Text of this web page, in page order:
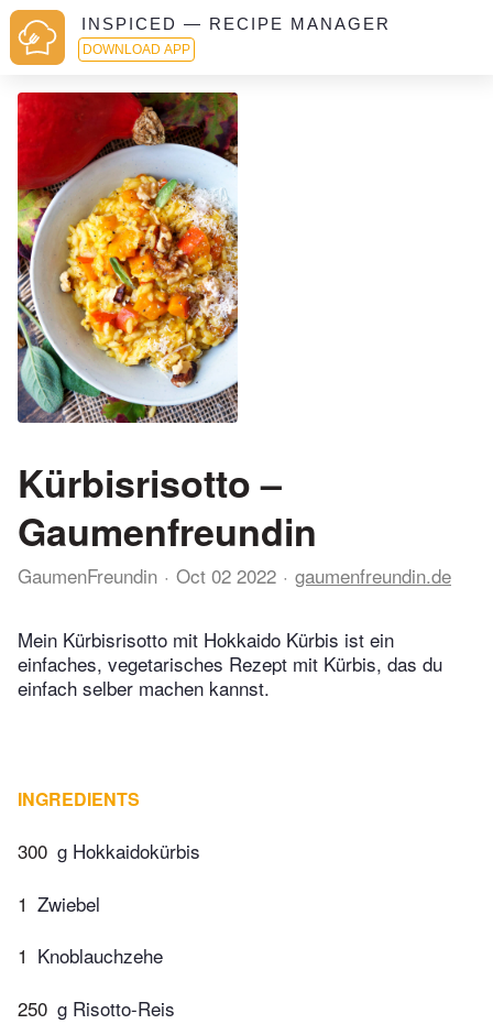
INSPICED — RECIPE MANAGER
DOWNLOAD APP
Kürbisrisotto –
Gaumenfreundin
GaumenFreundin Oct 02 2022 gaumenfreundin.de
Mein Kürbisrisotto mit Hokkaido Kürbis ist ein
einfaches, vegetarisches Rezept mit Kürbis, das du
einfach selber machen kannst.
INGREDIENTS
300 g Hokkaidokürbis
1 Zwiebel
1 Knoblauchzehe
250 g Risotto-Reis